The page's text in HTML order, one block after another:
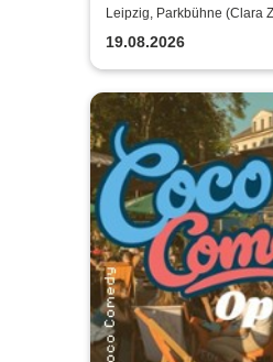
Tour 2026
Leipzig, Parkbühne (Clara
19.08.2026